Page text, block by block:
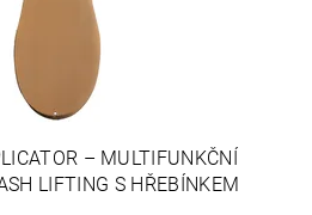
– MULTIFUNKČNÍ
LIFTING S HŘEBÍNKEM